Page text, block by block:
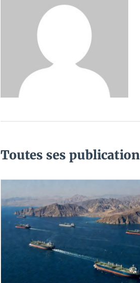
Toutes ses